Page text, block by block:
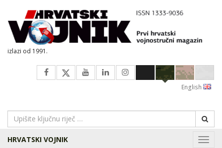
izlazi od 1991.
English
HRVATSKI VOJNIK